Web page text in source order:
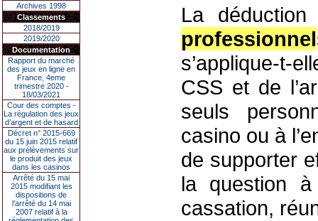
Archives 1998
Classements
2018/2019
2019/2020
Documentation
Rapport du marché
des jeux en ligne en
France, 4eme
trimestre 2020 -
18/03/2021
Cour des comptes -
La régulation des jeux
d’argent et de hasard
Décret n° 2015-669
du 15 juin 2015 relatif
aux prélèvements sur
le produit des jeux
dans les casinos
Arrêté du 15 mai
2015 modifiant les
dispositions de
l’arrêté du 14 mai
2007 relatif à la
La
professionnel
s’applique-t-
CSS et de
seuls
casino ou à
de supporter
la question
cassation,